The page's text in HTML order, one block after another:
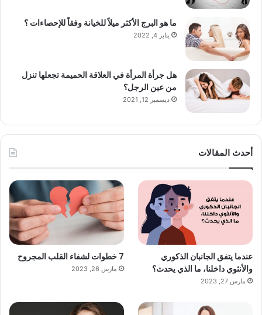
ما هو البرج الأكثر ميلاً للخيانة وفقاً للإحصاءات ؟
يناير 4, 2022
هل جرأة المرأة في العلاقة الحميمة تجعلها تنزل
من عين الرجل؟
ديسمبر 12, 2021
أحدث المقالات
عندما يتفق الجانبان الذكوري
والأنثوي داخلنا، ما الذي يحدث؟
مارس 27, 2023
7 خطوات لشفاء القلب المجروح
مارس 26, 2023